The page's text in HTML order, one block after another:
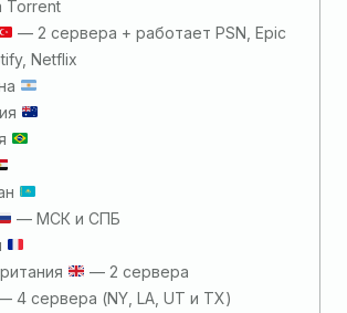
Torrent
— 2 сервера + работает PSN, Epic
Netflix
— МСК и СПБ
— 2 сервера
4 сервера (NY, LA, UT и TX)